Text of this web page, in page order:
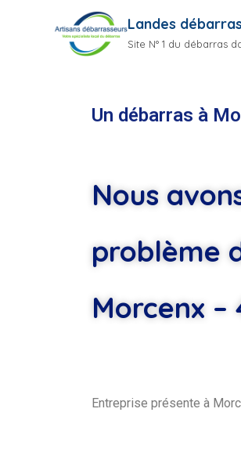
Landes
Site N° 1 du débarras
Un débarras à
Nous
problème
Morcenx –
Entreprise présente à